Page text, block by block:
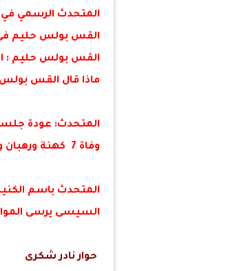
المتحدث الرسمي في
القس بولس حليم فى
القس بولس حليم :
ماذا قال القس
المتحدث: عودة
وفاة 7 كهنة ورهبان ومكرسة من جراء كورونا ..وفتح الكنائس سيحدد فى اغسطس
المتحدث باسم
السيسى يرسى
حوار نادر شكرى